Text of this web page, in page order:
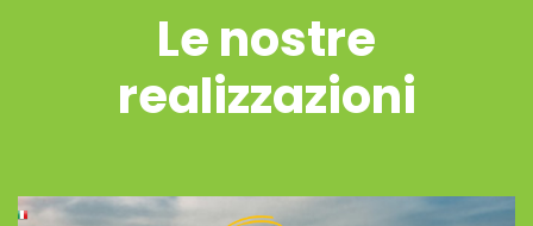
Le nostre
realizzazioni